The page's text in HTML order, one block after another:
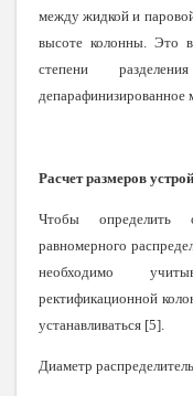
между жидкой и
высоте колонны. Это
степени
депарафинизированное
Расчет размеров
Чтобы определить
равномерного
необходимо
ректификационной
устанавливаться [5].
Диаметр